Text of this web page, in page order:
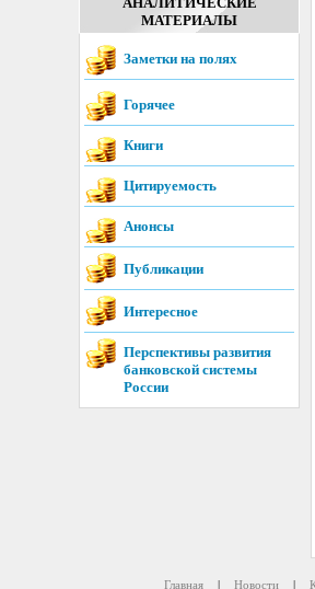
МАТЕРИАЛЫ
Заметки на полях
Горячее
Книги
Цитируемость
Анонсы
Публикации
Интересное
Перспективы развития
банковской системы
России
Главная | Новости |